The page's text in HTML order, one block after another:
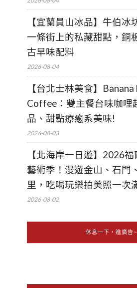
【宜蘭員山冰品】牛伯冰
一條街上的私藏甜點，銅
古早味配料
2026-08-04
【台北士林美食】
Coffee：雙主餐台味咖哩
品、甜點療癒系美味!
2026-08-03
【北海岸一日遊】2026
藝術季！漫遊金山、石門
里，吃喝玩樂拍美照一次
2026-08-02
休息一下，進廣告~